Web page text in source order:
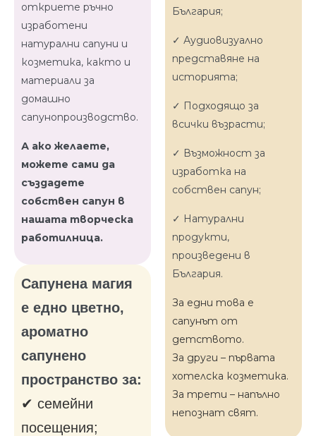
откриете ръчно
изработени
натурални сапуни и
козметика, както и
материали за
домашно
сапунопроизводство.
А ако желаете,
можете сами да
създадете
собствен сапун в
нашата творческа
работилница.
Сапунена магия
е едно цветно,
ароматно
сапунено
пространство за:
✔ семейни
посещения;
България;
✓ Аудиовизуално
представяне на
историята;
✓ Подходящо за
всички възрасти;
✓ Възможност за
изработка на
собствен сапун;
✓ Натурални
продукти,
произведени в
България.
За едни това е
сапунът от
детството.
За други – първата
хотелска козметика.
За трети – напълно
непознат свят.